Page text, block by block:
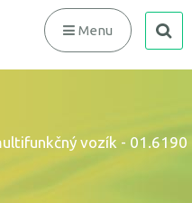
Menu
vozík - 01.6190